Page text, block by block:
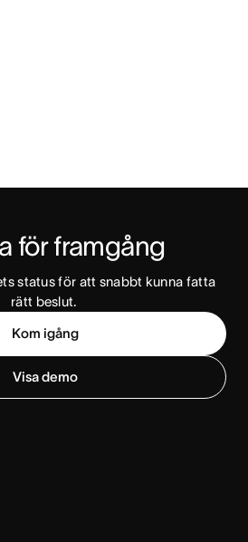
för framgång
status för att snabbt kunna fatta
rätt beslut.
Kom igång
Visa demo